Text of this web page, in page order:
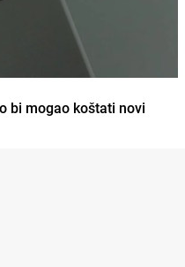
bi mogao koštati novi